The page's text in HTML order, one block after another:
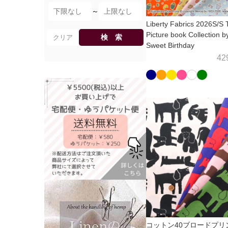
～
クリア 検 索
Liberty Fabrics 2026S/S
Picture book Collection
Sweet Birthday
コットン40ブロードプ